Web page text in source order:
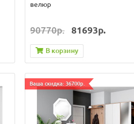
велюр
90770р. 81693р.
В корзину
Ваша скидка: 36700р.